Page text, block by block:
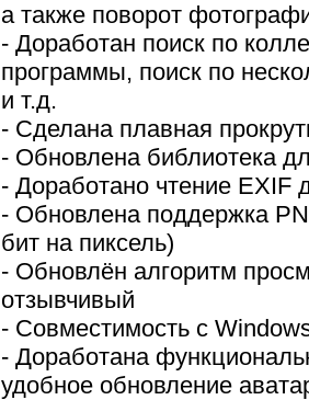
а также поворот
- Доработан поиск по
программы, поиск по
и т.д.
- Сделана плавная
- Обновлена библиотека
- Доработано чтение EXIF
- Обновлена поддержка
бит на пиксель)
- Обновлён алгоритм
отзывчивый
- Совместимость с
- Доработана
удобное обновление